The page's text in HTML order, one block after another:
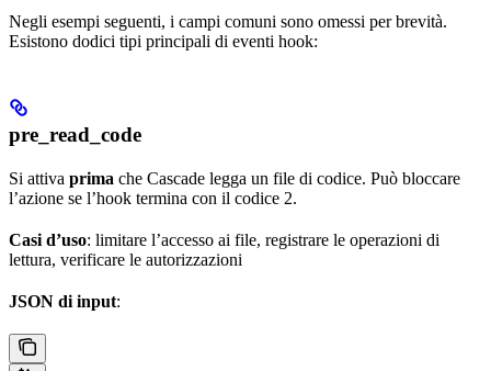
Negli esempi seguenti, i campi comuni sono omessi per brevità.
Esistono dodici tipi principali di eventi hook:
pre_read_code
Si attiva prima che Cascade legga un file di codice. Può bloccare
l’azione se l’hook termina con il codice 2.
Casi d’uso: limitare l’accesso ai file, registrare le operazioni di
lettura, verificare le autorizzazioni
JSON di input: